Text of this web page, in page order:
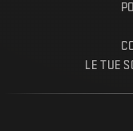
LE TUE